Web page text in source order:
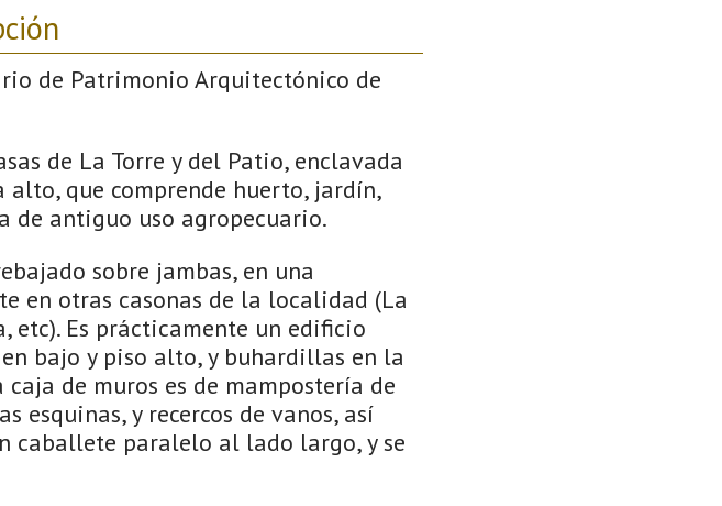
de Patrimonio Arquitectónico de
de La Torre y del Patio, enclavada
que comprende huerto, jardín,
de antiguo uso agropecuario.
sobre jambas, en una
en otras casonas de la localidad (La
etc). Es prácticamente un edificio
bajo y piso alto, y buhardillas en la
de muros es de mampostería de
esquinas, y recercos de vanos, así
caballete paralelo al lado largo, y se